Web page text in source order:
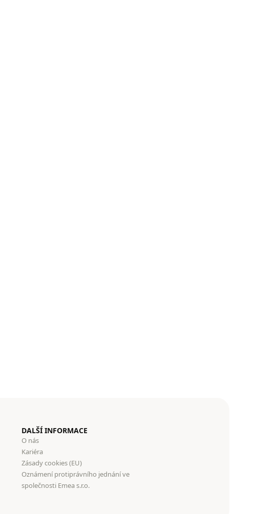
DALŠÍ INFORMACE
O nás
Kariéra
Zásady cookies (EU)
Oznámení protiprávního jednání ve
společnosti Emea s.r.o.